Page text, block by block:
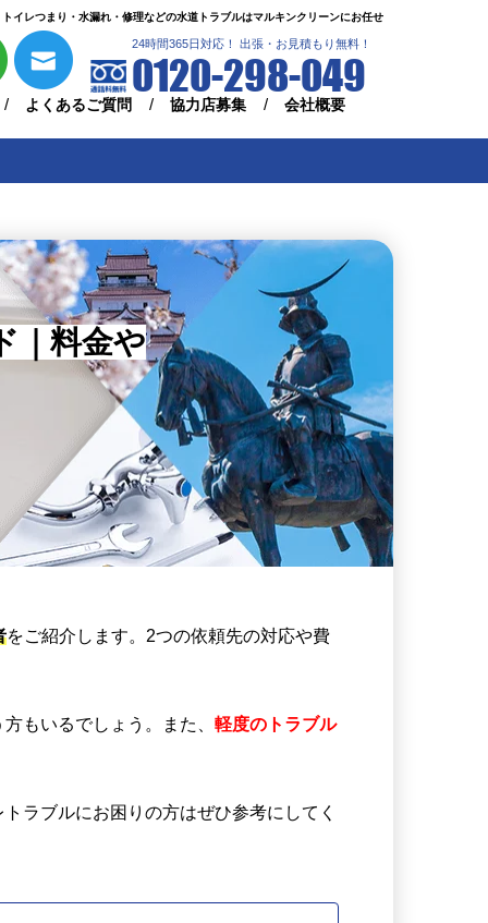
トイレつまり・水漏れ・修理などの水道トラブルはマルキンクリーンにお任せ
24時間365日対応！ 出張・お見積もり無料！
0120-298-049
よくあるご質問 協力店募集 会社概要
｜料金や
をご紹介します。2つの依頼先の対応や費
もいるでしょう。また、 軽度のトラブル
ラブルにお困りの方はぜひ参考にしてく